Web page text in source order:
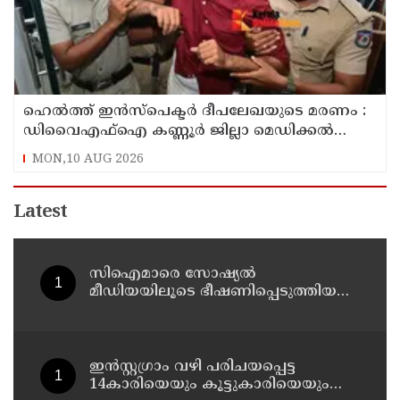
ഹെൽത്ത് ഇൻസ്പെക്ടർ ദീപലേഖയുടെ മരണം :
ഡിവൈഎഫ്‌ഐ കണ്ണൂർ ജില്ലാ മെഡിക്കൽ
ഓഫീസ് ഉപരോധിച്ചു
MON,10 AUG 2026
Latest
സിഐമാരെ സോഷ്യൽ
മീഡിയയിലൂടെ ഭീഷണിപ്പെടുത്തിയ
ഇൻസ്റ്റഗ്രാം വഴി പരിചയപ്പെട്ട
14കാരിയെയും കൂട്ടുകാരിയെയും